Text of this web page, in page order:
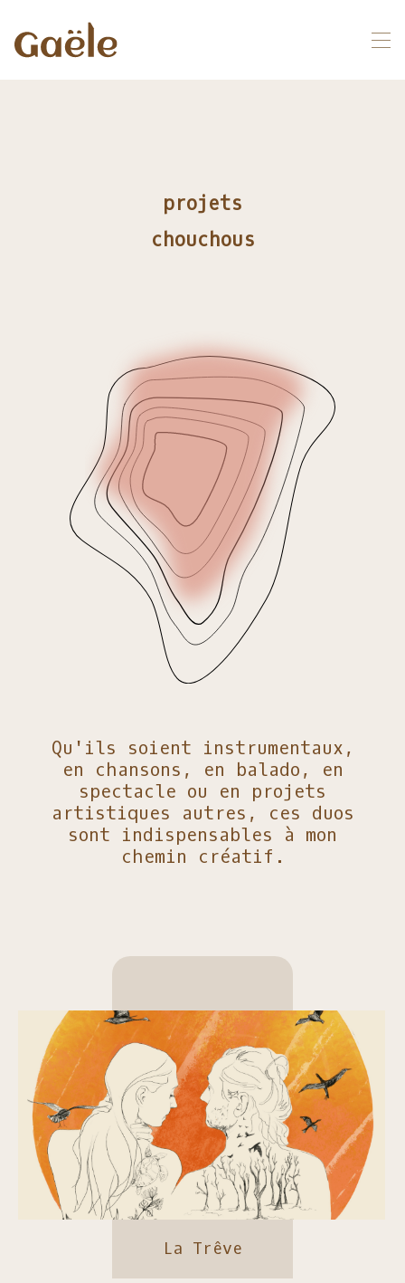
projets
chouchous
Qu'ils soient instrumentaux,
en chansons, en balado, en
spectacle ou en projets
artistiques autres, ces duos
sont indispensables à mon
chemin créatif.
La Trêve